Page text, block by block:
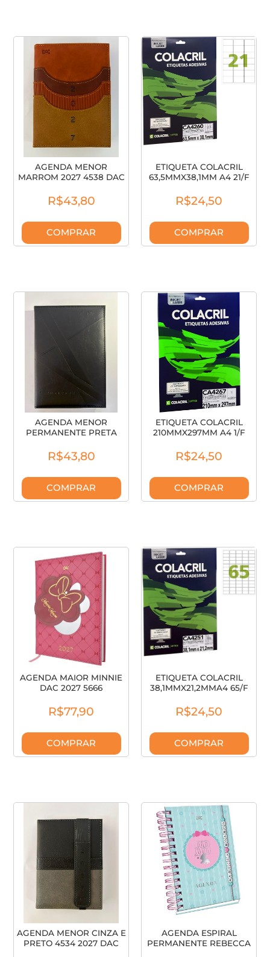
AGENDA MENOR
MARROM 2027 4538 DAC
R$43,80
COMPRAR
ETIQUETA COLACRIL
63,5MMX38,1MM A4 21/F
R$24,50
COMPRAR
AGENDA MENOR
PERMANENTE PRETA
R$43,80
COMPRAR
ETIQUETA COLACRIL
210MMX297MM A4 1/F
R$24,50
COMPRAR
AGENDA MAIOR MINNIE
DAC 2027 5666
R$77,90
COMPRAR
ETIQUETA COLACRIL
38,1MMX21,2MMA4 65/F
R$24,50
COMPRAR
AGENDA MENOR CINZA E
PRETO 4534 2027 DAC
AGENDA ESPIRAL
PERMANENTE REBECCA